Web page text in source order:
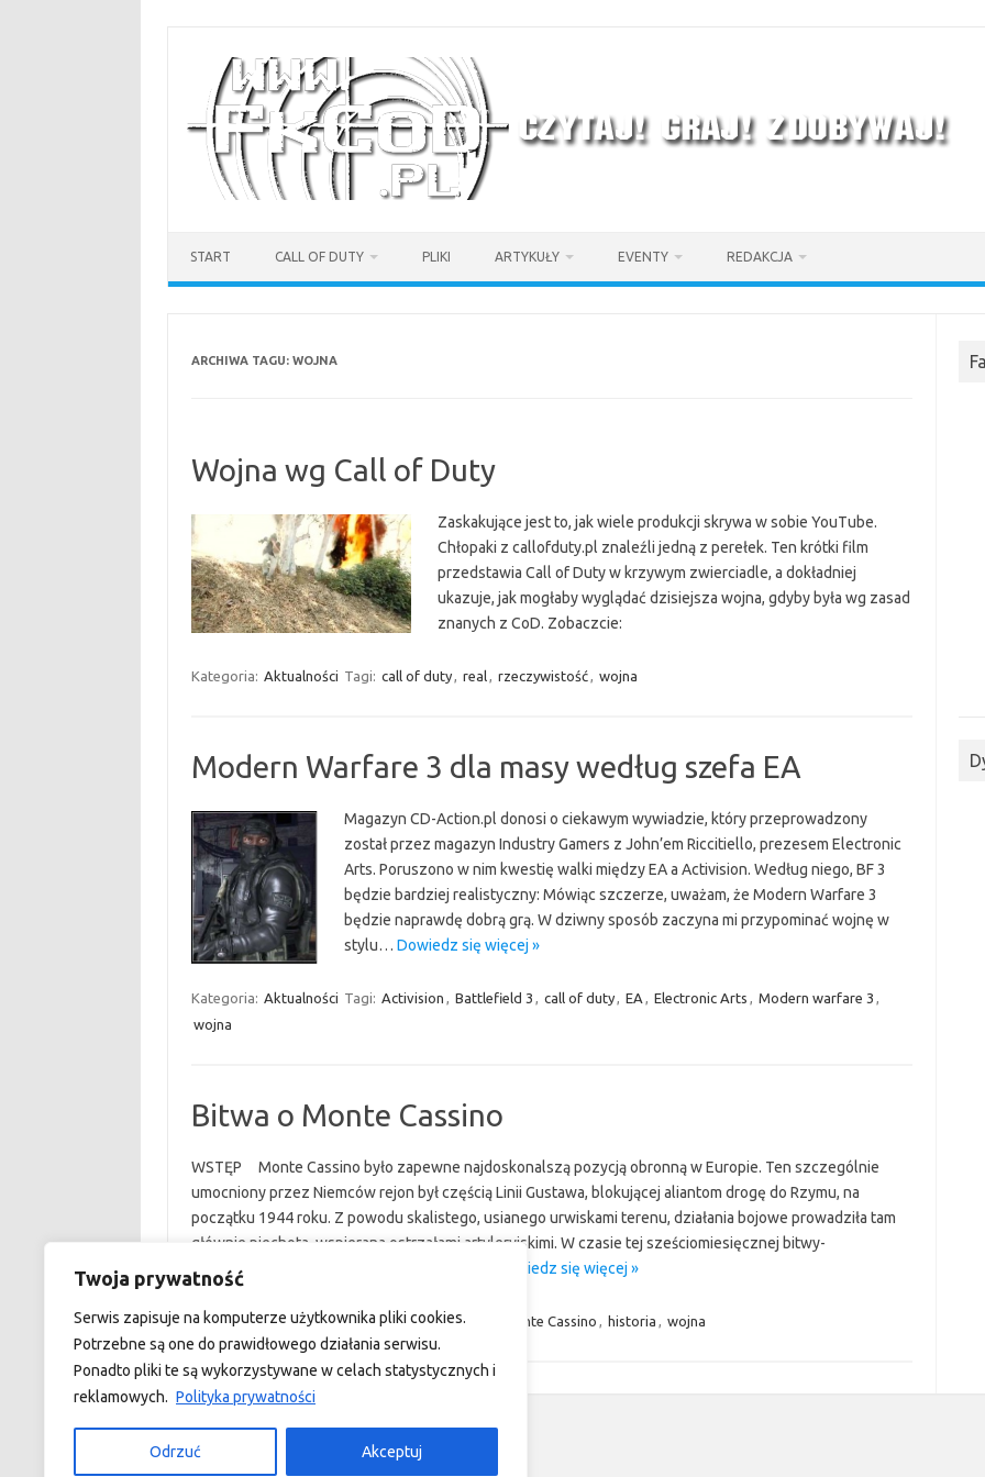
Twoja prywatność
Serwis zapisuje na komputerze użytkownika pliki cookies.
Potrzebne są one do prawidłowego działania serwisu.
Ponadto pliki te są wykorzystywane w celach statystycznych i
reklamowych. Polityka prywatności
Odrzuć Akceptuj
START CALL OF DUTY PLIKI ARTYKUŁY EVENTY REDAKCJA
ARCHIWA TAGU: WOJNA
Wojna wg Call of Duty
Zaskakujące jest to, jak wiele produkcji skrywa w sobie YouTube.
Chłopaki z callofduty.pl znaleźli jedną z perełek. Ten krótki film
przedstawia Call of Duty w krzywym zwierciadle, a dokładniej
ukazuje, jak mogłaby wyglądać dzisiejsza wojna, gdyby była wg zasad
znanych z CoD. Zobaczcie:
Kategoria: Aktualności Tagi: call of duty, real, rzeczywistość, wojna
Modern Warfare 3 dla masy według szefa EA
Magazyn CD-Action.pl donosi o ciekawym wywiadzie, który przeprowadzony
został przez magazyn Industry Gamers z John’em Riccitiello, prezesem Electronic
Arts. Poruszono w nim kwestię walki między EA a Activision. Według niego, BF 3
będzie bardziej realistyczny: Mówiąc szczerze, uważam, że Modern Warfare 3
będzie naprawdę dobrą grą. W dziwny sposób zaczyna mi przypominać wojnę w
stylu… Dowiedz się więcej »
Kategoria: Aktualności Tagi: Activision , Battlefield 3 , call of duty, EA , Electronic Arts , Modern warfare 3 ,
wojna
Bitwa o Monte Cassino
WSTĘP Monte Cassino było zapewne najdoskonalszą pozycją obronną w Europie. Ten szczególnie
umocniony przez Niemców rejon był częścią Linii Gustawa, blokującej aliantom drogę do Rzymu, na
początku 1944 roku. Z powodu skalistego, usianego urwiskami terenu, działania bojowe prowadziła tam
głównie piechota, wspierana ostrzałami artyleryjskimi. W czasie tej sześciomiesięcznej bitwy-
przywołującej na myśl najgorsze epizody I…
Dowiedz się więcej »
Kategoria:Historia i opowiadania Tagi:Bitwa o Monte Cassino , historia , wojna